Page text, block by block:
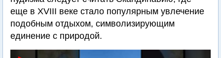
еще в XVIII веке стало популярным увлечение
подобным отдыхом, символизирующим
единение с природой.